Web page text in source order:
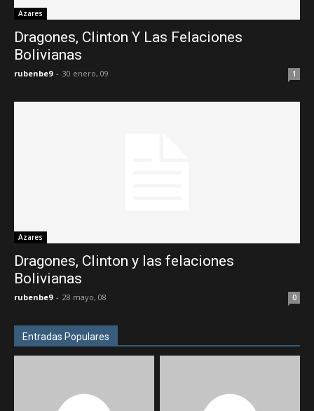
Azares
Dragones, Clinton Y Las Felaciones
Bolivianas
rubenbe9 - 30 enero, 09 1
Azares
Dragones, Clinton y las felaciones
Bolivianas
rubenbe9 - 28 mayo, 08 0
Entradas Populares